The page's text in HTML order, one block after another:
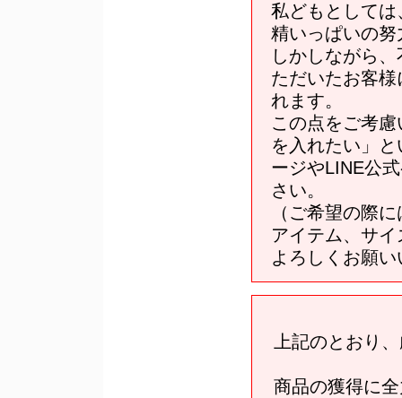
私どもとして
精いっぱいの
しかしながら
ただいたお客
れます。
この点をご考
を入れたい」
ージやLINE公
さい。
（ご希望の際
アイテム、サ
よろしくお願
上記のとおり
商品の獲得に